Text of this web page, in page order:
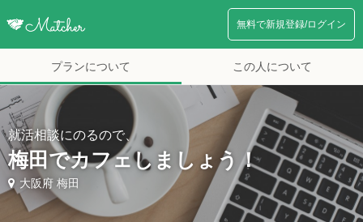
無料で新規登録/ログイン
プランについて この人について
就活相談にのるので、
梅田でカフェしましょう！
大阪府 梅田